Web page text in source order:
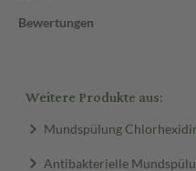
Bewertungen
Weitere Produkte aus:
Mundspülung
Antibakterielle